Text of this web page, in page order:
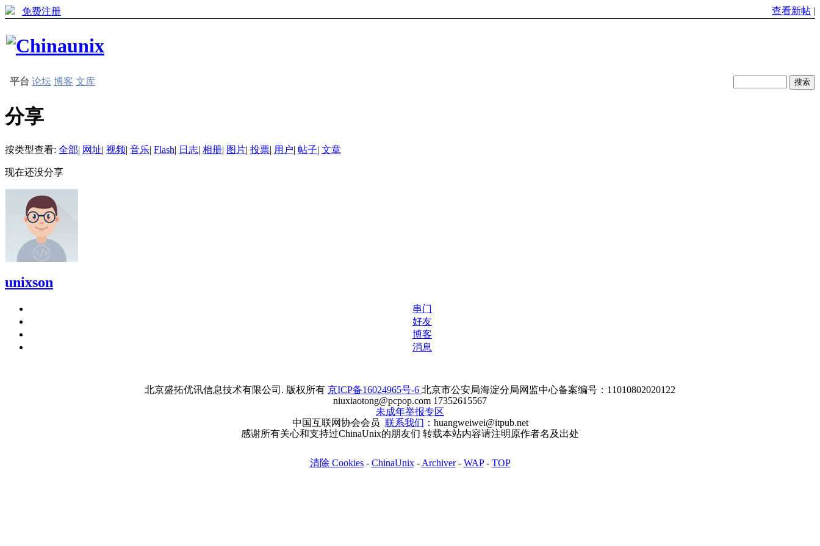
免费注册 查看新帖 |
平台 论坛 博客 文库
分享
按类型查看: 全部| 网址| 视频| 音乐| Flash| 日志| 相册| 图片| 投票| 用户| 帖子| 文章
现在还没分享
unixson
串门
好友
博客
消息
北京盛拓优讯信息技术有限公司. 版权所有 京ICP备16024965号-6 北京市公安局海淀分局网监中心备案编号：11010802020122
niuxiaotong@pcpop.com 17352615567
未成年举报专区
中国互联网协会会员 联系我们 ：huangweiwei@itpub.net
感谢所有关心和支持过ChinaUnix的朋友们 转载本站内容请注明原作者名及出处
清除 Cookies- ChinaUnix- Archiver- WAP- TOP